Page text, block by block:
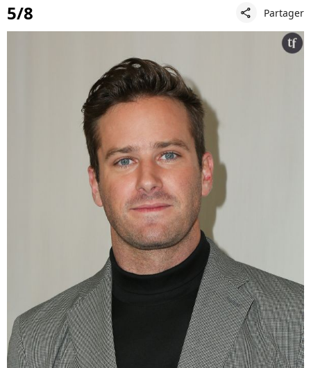
5/8 share Partager